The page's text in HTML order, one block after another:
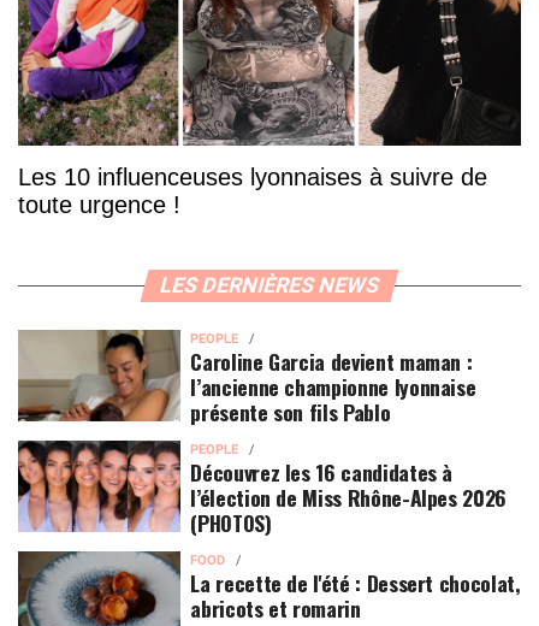
Les 10 influenceuses lyonnaises à suivre de
toute urgence !
LES DERNIÈRES NEWS
PEOPLE
Caroline Garcia devient maman :
l’ancienne championne lyonnaise
présente son fils Pablo
PEOPLE
Découvrez les 16 candidates à
l’élection de Miss Rhône-Alpes 2026
(PHOTOS)
FOOD
La recette de l'été : Dessert chocolat,
abricots et romarin